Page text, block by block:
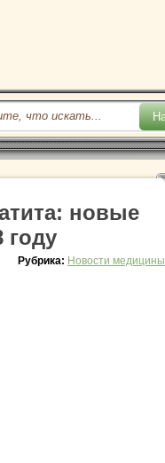
новые
году
Рубрика: Новости медицины